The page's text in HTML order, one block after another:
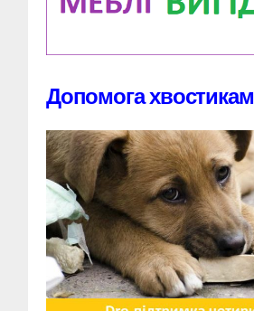
Допомога хвостикам